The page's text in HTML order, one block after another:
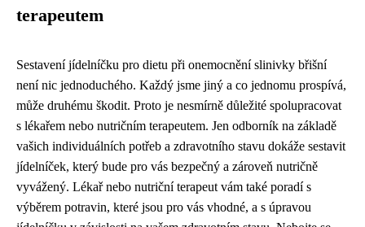
terapeutem
Sestavení jídelníčku pro dietu při onemocnění slinivky břišní
není nic jednoduchého. Každý jsme jiný a co jednomu prospívá,
může druhému škodit. Proto je nesmírně důležité spolupracovat
s lékařem nebo nutričním terapeutem. Jen odborník na základě
vašich individuálních potřeb a zdravotního stavu dokáže sestavit
jídelníček, který bude pro vás bezpečný a zároveň nutričně
vyvážený. Lékař nebo nutriční terapeut vám také poradí s
výběrem potravin, které jsou pro vás vhodné, a s úpravou